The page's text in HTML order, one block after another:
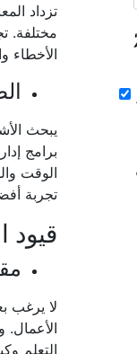
تزداد
مختلفة.
الأخطاء
يبحث
برامج
الوقت
تجربة
قيود
لا يرغب
التعلم